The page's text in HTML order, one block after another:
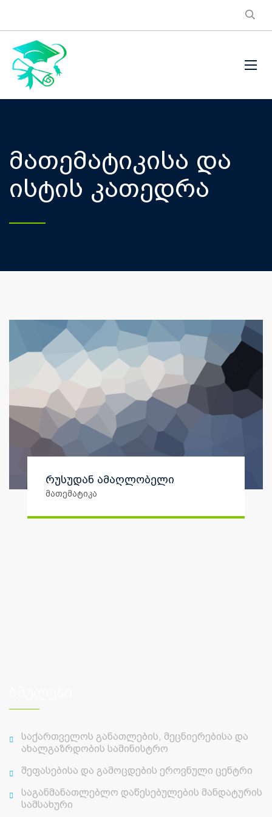
მათემატიკისა და
ისტის კათედრა
რუსუდან ამაღლობელი
მათემატიკა
საქართველოს განათლების, მეცნიერებისა და
ახალგაზრდობის სამინისტრო
შეფასებისა და გამოცდების ეროვნული ცენტრი
საგანმანათლებლო დაწესებულების მანდატურის
სამსახური